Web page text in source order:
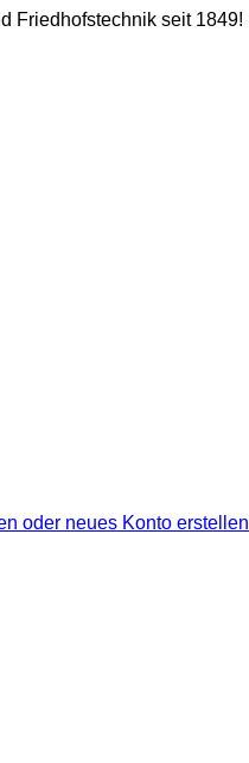
Friedhofstechnik seit 1849!
oder neues Konto erstellen